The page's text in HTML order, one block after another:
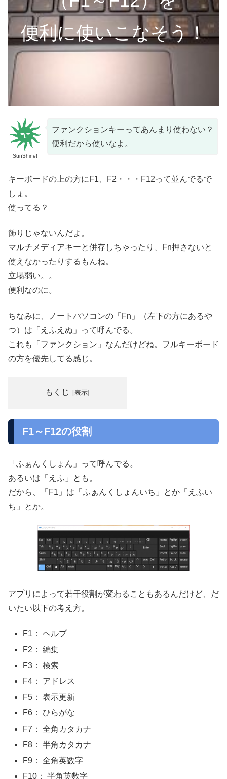
便利に使いこなそう！
SunShine!
ファンクションキーってあんまり使わない？
便利だから使いなよ。
キーボードの上の方にF1、F2・・・F12って並んでるで
しょ。
使ってる？
飾りじゃないんだよ。
マルチメディアキーと併存しちゃったり、Fn押さないと
使えなかったりするもんね。
立場弱い。。
便利なのに。
ちなみに、ノートパソコンの「Fn」（左下の方にあるや
つ）は「えふえぬ」って呼んでる。
これも「ファンクション」なんだけどね。フルキーボード
の方を優先してる感じ。
もくじ
F1～F12の役割
「ふぁんくしょん」って呼んでる。
あるいは「えふ」とも。
だから、「F1」は「ふぁんくしょんいち」とか「えふい
ち」とか。
アプリによって若干役割が変わることもあるんだけど、だ
いたい以下の考え方。
F1： ヘルプ
F2： 編集
F3： 検索
F4： アドレス
F5： 表示更新
F6： ひらがな
F7： 全角カタカナ
F8： 半角カタカナ
F9： 全角英数字
F10： 半角英数字